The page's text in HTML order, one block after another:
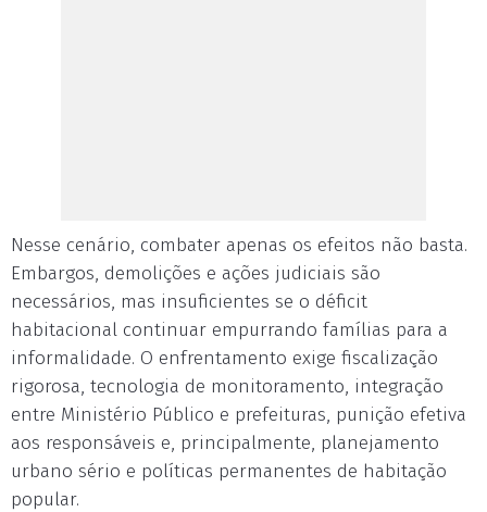
Nesse cenário, combater apenas os efeitos não basta.
Embargos, demolições e ações judiciais são
necessários, mas insuficientes se o déficit
habitacional continuar empurrando famílias para a
informalidade. O enfrentamento exige fiscalização
rigorosa, tecnologia de monitoramento, integração
entre Ministério Público e prefeituras, punição efetiva
aos responsáveis e, principalmente, planejamento
urbano sério e políticas permanentes de habitação
popular.